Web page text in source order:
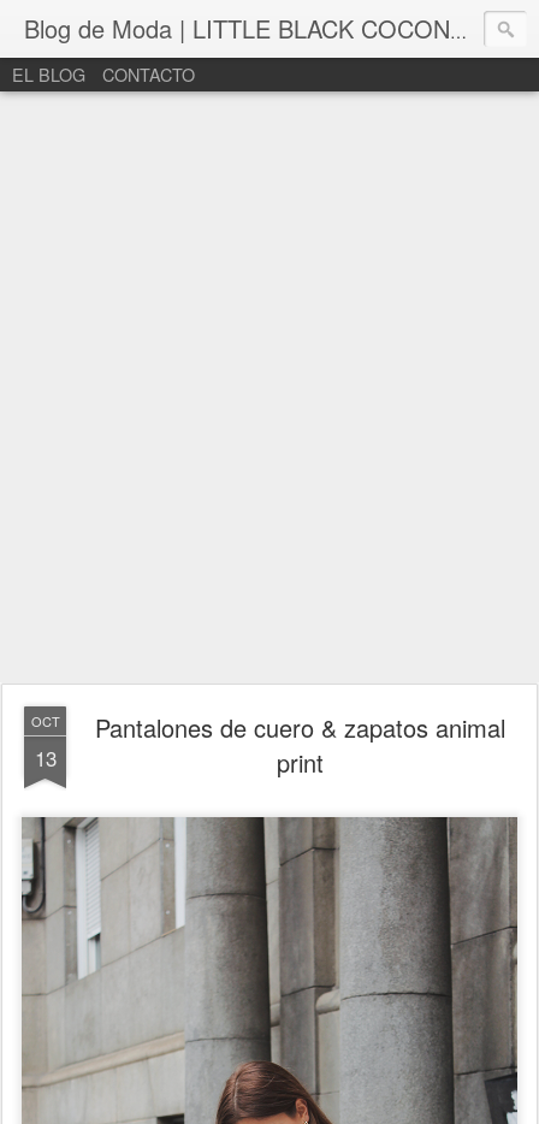
Blog de Moda | LITTLE BLACK COCONUT | Bloguera de moda en León
EL BLOG CONTACTO
OCT
13
Pantalones de cuero & zapatos animal
print